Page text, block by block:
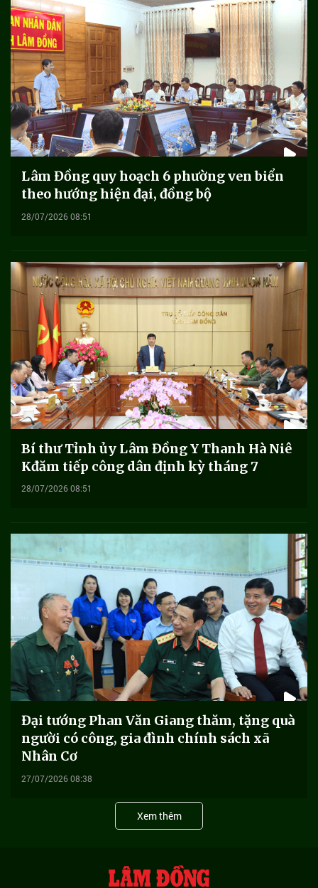
Lâm Đồng quy hoạch 6 phường ven biển
theo hướng hiện đại, đồng bộ
28/07/2026 08:51
Bí thư Tỉnh ủy Lâm Đồng Y Thanh Hà Niê
Kđăm tiếp công dân định kỳ tháng 7
28/07/2026 08:51
Đại tướng Phan Văn Giang thăm, tặng quà
người có công, gia đình chính sách xã
Nhân Cơ
27/07/2026 08:38
Xem thêm